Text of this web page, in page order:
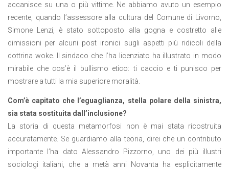
accanisce su una o più vittime. Ne abbiamo avuto un esempio
recente, quando l’assessore alla cultura del Comune di Livorno,
Simone Lenzi, è stato sottoposto alla gogna e costretto alle
dimissioni per alcuni post ironici sugli aspetti più ridicoli della
dottrina woke. Il sindaco che l’ha licenziato ha illustrato in modo
mirabile che cos’è il bullismo etico: ti caccio e ti punisco per
mostrare a tutti la mia superiore moralità.
Com’è capitato che l’eguaglianza, stella polare della sinistra,
sia stata sostituita dall’inclusione?
La storia di questa metamorfosi non è mai stata ricostruita
accuratamente. Se guardiamo alla teoria, direi che un contributo
importante l’ha dato Alessandro Pizzorno, uno dei più illustri
sociologi italiani, che a metà anni Novanta ha esplicitamente